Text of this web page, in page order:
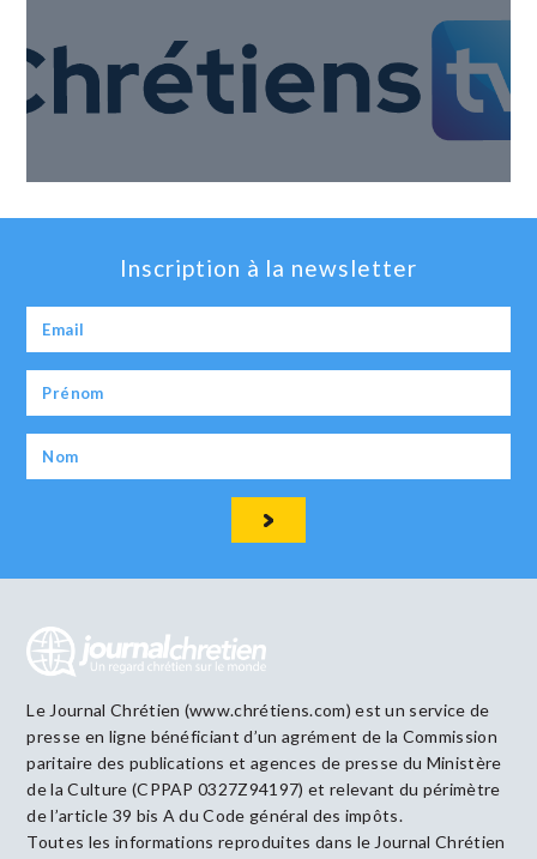
Inscription à la newsletter
Le Journal Chrétien (www.chrétiens.com) est un service de
presse en ligne bénéficiant d’un agrément de la Commission
paritaire des publications et agences de presse du Ministère
de la Culture (CPPAP 0327Z94197) et relevant du périmètre
de l’article 39 bis A du Code général des impôts.
Toutes les informations reproduites dans le Journal Chrétien